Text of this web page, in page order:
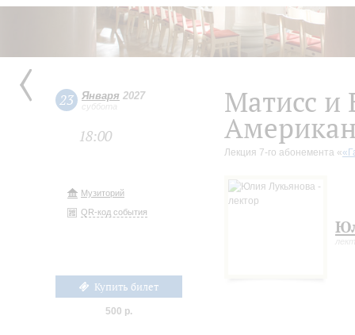
23 Января 2027
суббота
18:00
Музиторий
QR-код события
Купить билет
500 р.
Матисс и
Лекция 7-го абонемента «